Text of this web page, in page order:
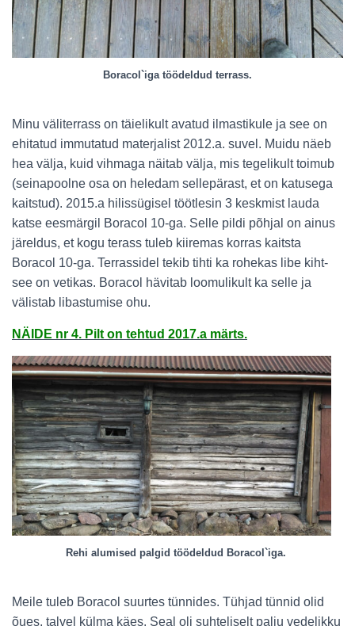
Boracol`iga töödeldud terrass.
Minu väliterrass on täielikult avatud ilmastikule ja see on
ehitatud immutatud materjalist 2012.a. suvel. Muidu näeb
hea välja, kuid vihmaga näitab välja, mis tegelikult toimub
(seinapoolne osa on heledam sellepärast, et on katusega
kaitstud). 2015.a hilissügisel töötlesin 3 keskmist lauda
katse eesmärgil Boracol 10-ga. Selle pildi põhjal on ainus
järeldus, et kogu terass tuleb kiiremas korras kaitsta
Boracol 10-ga. Terrassidel tekib tihti ka rohekas libe kiht-
see on vetikas. Boracol hävitab loomulikult ka selle ja
välistab libastumise ohu.
NÄIDE nr 4. Pilt on tehtud 2017.a märts.
Rehi alumised palgid töödeldud Boracol`iga.
Meile tuleb Boracol suurtes tünnides. Tühjad tünnid olid
õues, talvel külma käes. Seal oli suhteliselt palju vedelikku